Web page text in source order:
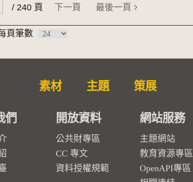
/ 240 頁 下一頁 最後一頁
頁筆數
素材 主題 策展
們 開放資料
公共財專區
CC 專文
資料授權規範
網站服務
主題網站
教育資源專區
OpenAPI專區